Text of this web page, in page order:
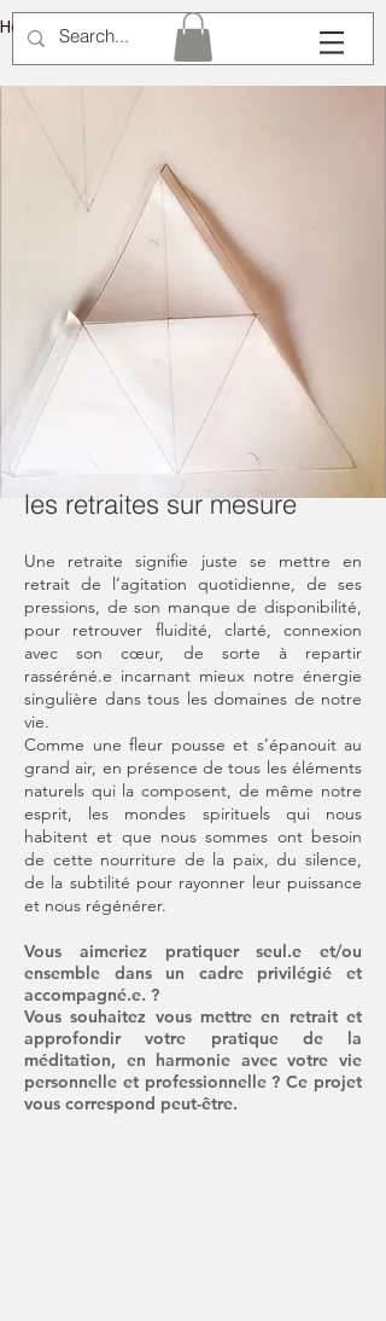
Hélène Lémery
les retraites sur mesure
Une retraite signifie juste se mettre en
retrait de l’agitation quotidienne, de ses
pressions, de son manque de disponibilité,
pour retrouver fluidité, clarté, connexion
avec son cœur, de sorte à repartir
rasséréné.e incarnant mieux notre énergie
singulière dans tous les domaines de notre
vie.
Comme une fleur pousse et s’épanouit au
grand air, en présence de tous les éléments
naturels qui la composent, de même notre
esprit, les mondes spirituels qui nous
habitent et que nous sommes ont besoin
de cette nourriture de la paix, du silence,
de la subtilité pour rayonner leur puissance
et nous régénérer.
Vous aimeriez pratiquer seul.e et/ou
ensemble dans un cadre privilégié et
accompagné.e. ?
Vous souhaitez vous mettre en retrait et
approfondir votre pratique de la
méditation, en harmonie avec votre vie
personnelle et professionnelle ? Ce projet
vous correspond peut-être.